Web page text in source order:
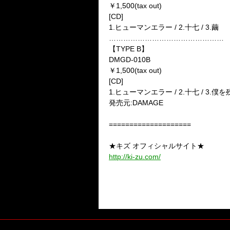
￥ 1,500(tax out)
[CD]
1. ヒューマンエラー / 2. 十七 / 3. 繭
【TYPE B】
DMGD-010B
￥ 1,500(tax out)
[CD]
1. ヒューマンエラー / 2. 十七 / 3. 僕を
発売元:DAMAGE
====================
★キズ オフィシャルサイト★
http://ki-zu.com/